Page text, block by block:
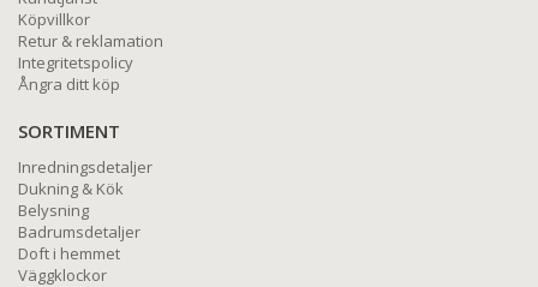
Köpvillkor
Retur & reklamation
Integritetspolicy
Ångra ditt köp
SORTIMENT
Inredningsdetaljer
Dukning & Kök
Belysning
Badrumsdetaljer
Doft i hemmet
Väggklockor